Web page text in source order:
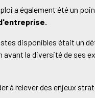
a également été un
disponibles était un
la diversité de ses
à relever des enjeux